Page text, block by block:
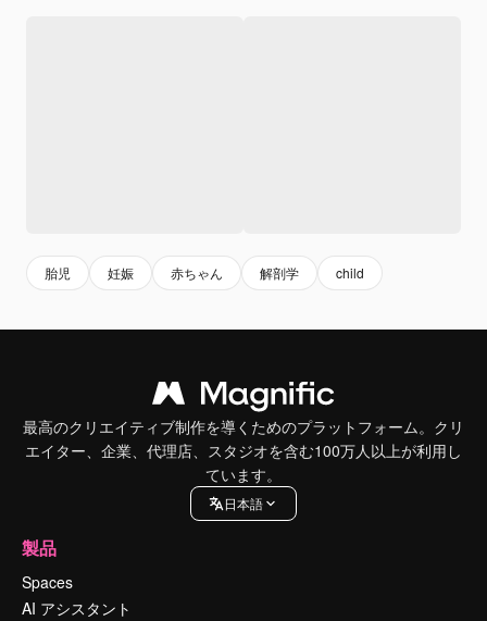
胎児 妊娠 赤ちゃん 解剖学 child
最高のクリエイティブ制作を導くためのプラットフォーム。クリ
エイター、企業、代理店、スタジオを含む100万人以上が利用し
ています。
日本語
製品
Spaces
AI アシスタント